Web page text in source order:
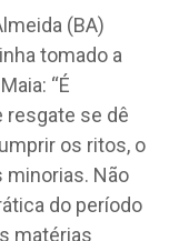
(BA)
tomado a
“É
resgate se dê
os ritos, o
minorias. Não
do período
matérias